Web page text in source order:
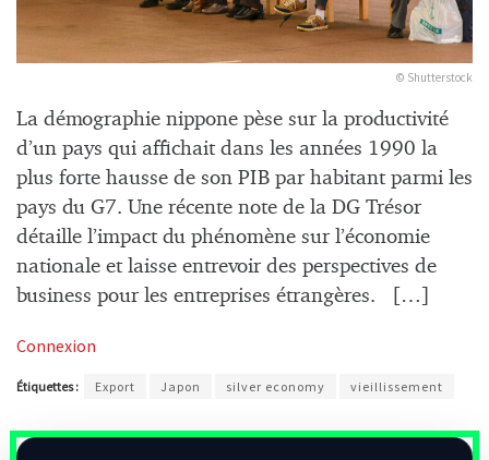
© Shutterstock
La démographie nippone pèse sur la productivité
d’un pays qui affichait dans les années 1990 la
plus forte hausse de son PIB par habitant parmi les
pays du G7. Une récente note de la DG Trésor
détaille l’impact du phénomène sur l’économie
nationale et laisse entrevoir des perspectives de
business pour les entreprises étrangères. […]
Connexion
Étiquettes : Export Japon silver economy vieillissement